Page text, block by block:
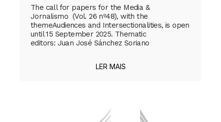
The call for papers for the Media &
Jornalismo (Vol. 26 nº48), with the
themeAudiences and Intersectionalities, is open
until 15 September 2025. Thematic
editors: Juan José Sánchez Soriano
LER MAIS